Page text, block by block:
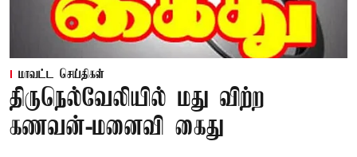
மாவட்ட செய்திகள்
திருநெல்வேலியில் மது விற்ற
கணவன்-மனைவி கைது